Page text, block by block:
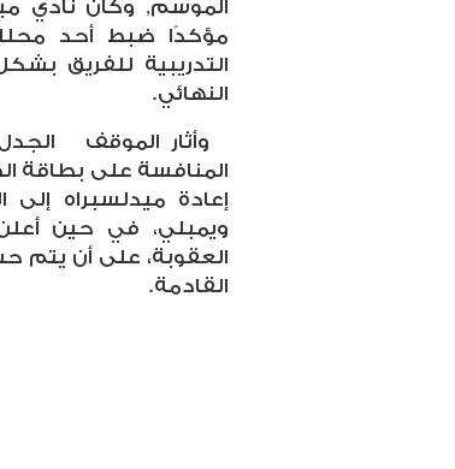
الموسم, وكان نادي
مؤكدًا ضبط أحد
التدريبية للفريق
النهائي.
وأثار الموقف
المنافسة على بطاقة
إعادة ميدلسبراه إلى
ويمبلي، في حين
العقوبة، على أن يتم
القادمة.